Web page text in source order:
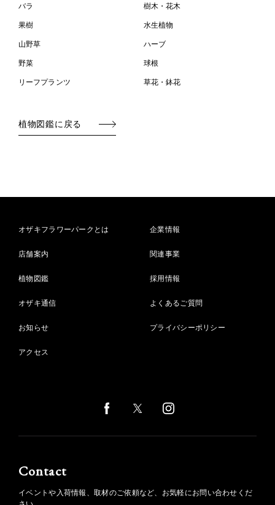
バラ 樹木・花木
果樹 水生植物
山野草 ハーブ
野菜 球根
リーフプランツ 草花・鉢花
植物図鑑に戻る
オザキフラワーパークとは
店舗案内
植物図鑑
オザキ通信
お知らせ
アクセス
企業情報
関連事業
採用情報
よくあるご質問
プライバシーポリシー
Contact
イベントや入荷情報、取材のご依頼など、お気軽にお問い合わせくだ